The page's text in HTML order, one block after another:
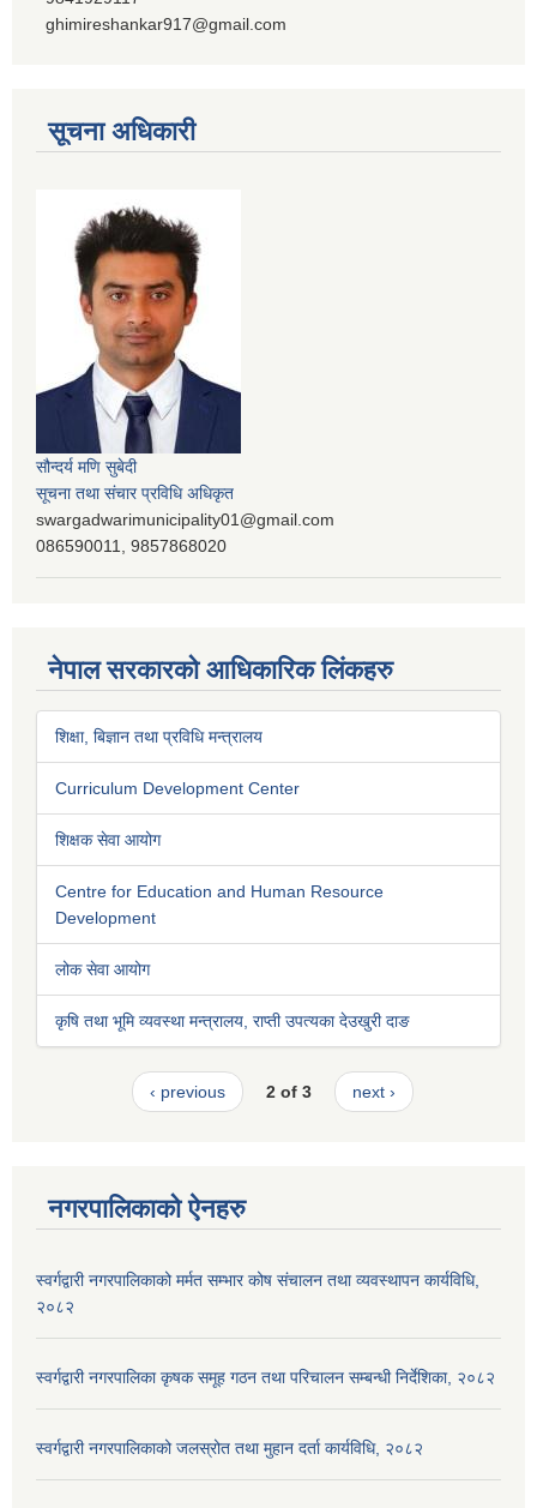
ghimireshankar917@gmail.com
सूचना अधिकारी
सौन्दर्य मणि सुबेदी
सूचना तथा संचार प्रविधि अधिकृत
swargadwarimunicipality01@gmail.com
086590011, 9857868020
नेपाल सरकारको आधिकारिक लिंकहरु
शिक्षा, बिज्ञान तथा प्रविधि मन्त्रालय
Curriculum Development Center
शिक्षक सेवा आयोग
Centre for Education and Human Resource
Development
लोक सेवा आयोग
कृषि तथा भूमि व्यवस्था मन्त्रालय, राप्ती उपत्यका देउखुरी दाङ
‹ previous 2 of 3 next ›
नगरपालिकाको ऐनहरु
स्वर्गद्वारी नगरपालिकाको मर्मत सम्भार कोष संचालन तथा व्यवस्थापन कार्यविधि,
२०८२
स्वर्गद्वारी नगरपालिका कृषक समूह गठन तथा परिचालन सम्बन्धी निर्देशिका, २०८२
स्वर्गद्वारी नगरपालिकाको जलस्रोत तथा मुहान दर्ता कार्यविधि, २०८२